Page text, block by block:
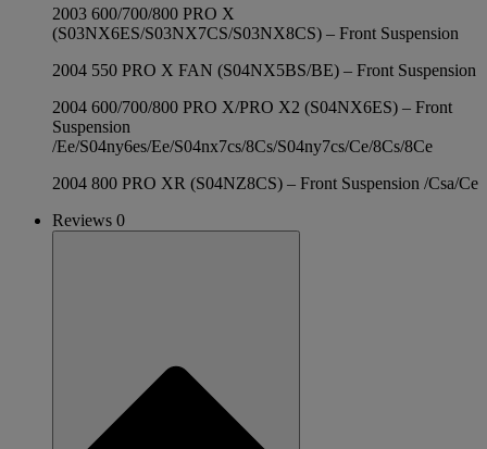
2003 600/700/800 PRO X
(S03NX6ES/S03NX7CS/S03NX8CS) – Front Suspension
2004 550 PRO X FAN (S04NX5BS/BE) – Front Suspension
2004 600/700/800 PRO X/PRO X2 (S04NX6ES) – Front
Suspension
/Ee/S04ny6es/Ee/S04nx7cs/8Cs/S04ny7cs/Ce/8Cs/8Ce
2004 800 PRO XR (S04NZ8CS) – Front Suspension /Csa/Ce
Reviews 0